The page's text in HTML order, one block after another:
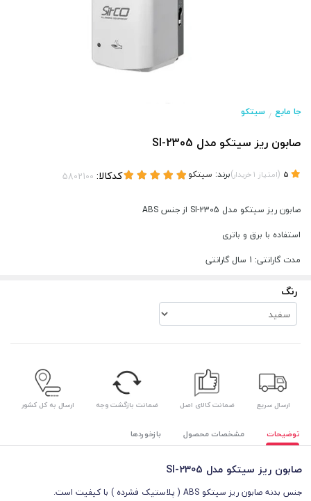
جا مایع / سیتکو
صابون ريز سیتکو مدل 2305-SI
(امتیاز 1خریدار)برند: سیتکو کدکالا:
صابون ريز سیتکو مدل 2305-SI از جنس ABS
استفاده با برق و باتری
مدت گارانتی: 1 سال گارانتی
رنگ
ارسال سریع ضمانت کالای اصل ضمانت بازگشت وجه ارسال به کل کشور
توضیحات مشخصات محصول بازخوردها
صابون ريز سیتکو مدل 2305-SI
جنس بدنه صابون ریز سیتکو ABS ( پلاستیک فشرده ) با کیفیت است.